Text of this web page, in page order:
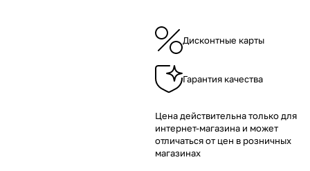
Дисконтные карты
Гарантия качества
Цена действительна только для
интернет-магазина и может
отличаться от цен в розничных
магазинах